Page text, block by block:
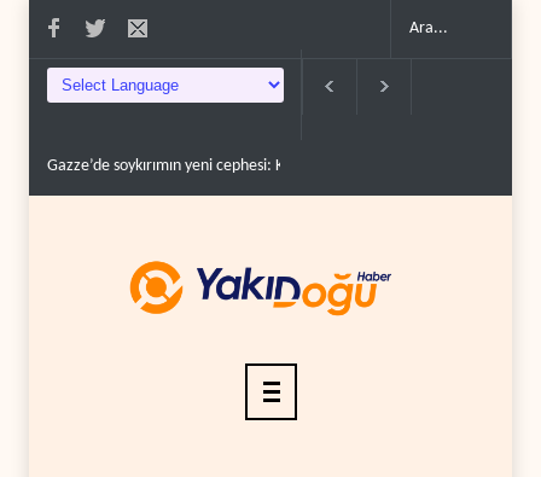
Kamyonlar ve sürüc�.. Devrim Lideri ve Pizişkiyan’dan kritik görüşme..